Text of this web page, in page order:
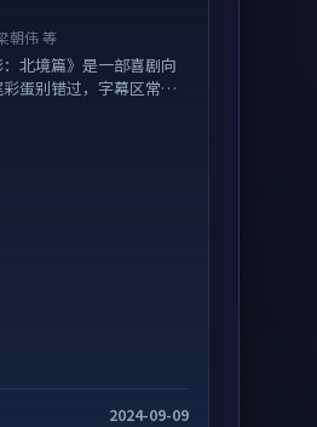
朝伟 等
：北境篇》是一部喜剧向
蛋别错过，字幕区常有
2024-09-09